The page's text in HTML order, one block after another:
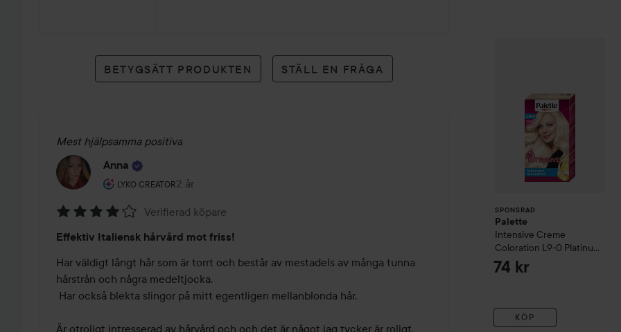
betyg
BETYGSÄTT PRODUKTEN STÄLL EN FRÅGA
Mest hjälpsamma positiva
Anna
LYKO CREATOR
Användarens roll: Lyko Creator.
2 år
Inlägget skapades 2 år
4
av
5
Verifierad köpare
Effektiv Italiensk hårvård mot friss!
Har väldigt långt hår som är torrt och består av mestadels av många tunna
hårstrån och några medeltjocka.
Är otroligt intresserad av hårvård och och det är något jag tycker är roligt.
SPONSRAD
Palette
Intensive Creme
Coloration L9-0 Platinum
Blonde
74 kr
KÖP